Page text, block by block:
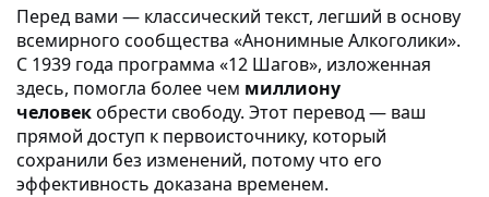
Перед вами — классический текст, легший в основу
всемирного сообщества «Анонимные Алкоголики».
С 1939 года программа «12 Шагов», изложенная
здесь, помогла более чем миллиону
человекобрести свободу. Этот перевод — ваш
прямой доступ к первоисточнику, который
сохранили без изменений, потому что его
эффективность доказана временем.